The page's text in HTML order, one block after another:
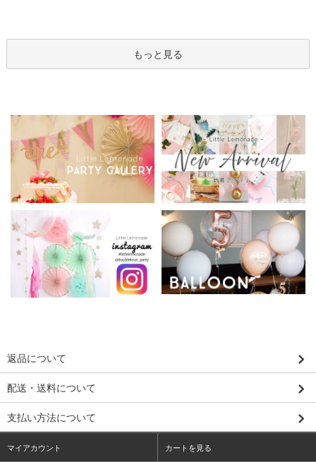
もっと見る
返品について
配送・送料について
支払い方法について
マイアカウント カートを見る